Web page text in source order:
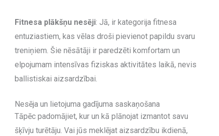
Fitnesa plākšņu nesēji: Jā, ir kategorija fitnesa
entuziastiem, kas vēlas droši pievienot papildu svaru
treniņiem. Šie nēsātāji ir paredzēti komfortam un
elpojumam intensīvas fiziskas aktivitātes laikā, nevis
ballistiskai aizsardzībai.
Nesēja un lietojuma gadījuma saskaņošana
Tāpēc padomājiet, kur un kā plānojat izmantot savu
šķīvju turētāju. Vai jūs meklējat aizsardzību ikdienā,